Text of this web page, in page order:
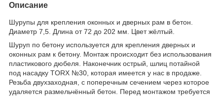
Описание
Шурупы для крепления оконных и дверных рам в бетон.
Диаметр 7,5. Длина от 72 до 202 мм. Цвет жёлтый.
Шуруп по бетону используется для крепления дверных и
оконных рам к бетону. Монтаж происходит без использования
пластикового дюбеля. Наконечник острый, шлиц потайной
под насадку TORX №30, которая имеется у нас в продаже.
Резьба двухзаходная, с поперечным сечением через которое
удаляется размельчённый бетон. Перед монтажом требуется